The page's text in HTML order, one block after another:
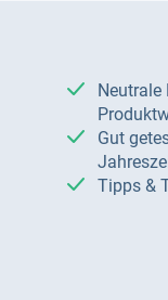
Neutrale Ratgeber – hilfreich für Ihre
Gut getestete Produkte – passend zur
Tipps &